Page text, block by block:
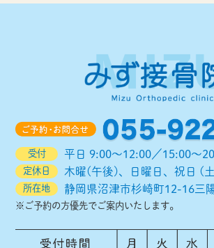
受付 平日 9:00～12:00／15:00～
定休日 木曜(午後)、日曜日、祝日 (
所在地 静岡県沼津市杉崎町12-16三
※ご予約の方優先でご案内いたします。